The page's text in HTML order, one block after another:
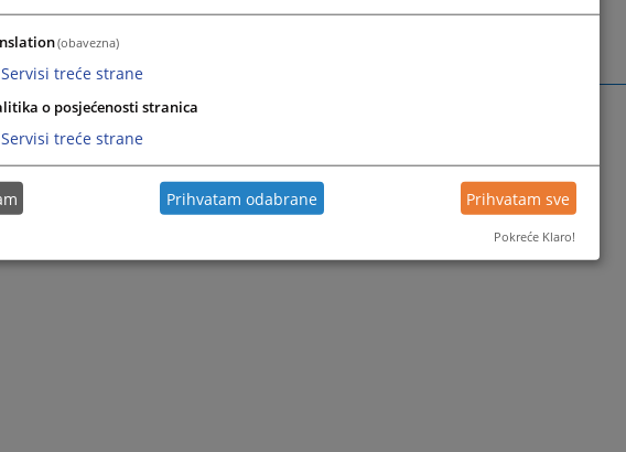
(obavezna)
Servisi treće strane
o posjećenosti stranica
Servisi treće strane
Prihvatam odabrane Prihvatam sve
Pokreće Klaro!